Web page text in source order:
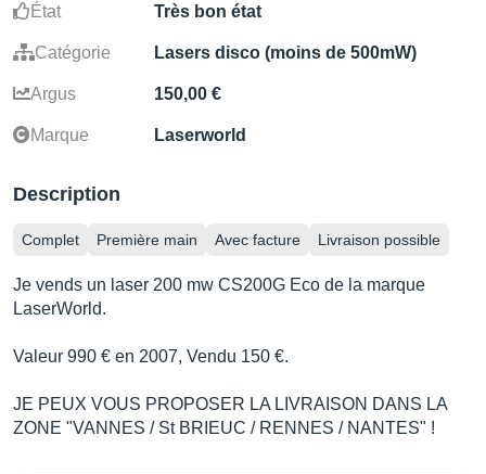
État Très bon état
Catégorie Lasers disco (moins de 500mW)
Argus 150,00 €
Marque Laserworld
Description
Complet Première main Avec facture Livraison possible
Je vends un laser 200 mw CS200G Eco de la marque
LaserWorld.
Valeur 990 € en 2007, Vendu 150 €.
JE PEUX VOUS PROPOSER LA LIVRAISON DANS LA
ZONE "VANNES / St BRIEUC / RENNES / NANTES" !